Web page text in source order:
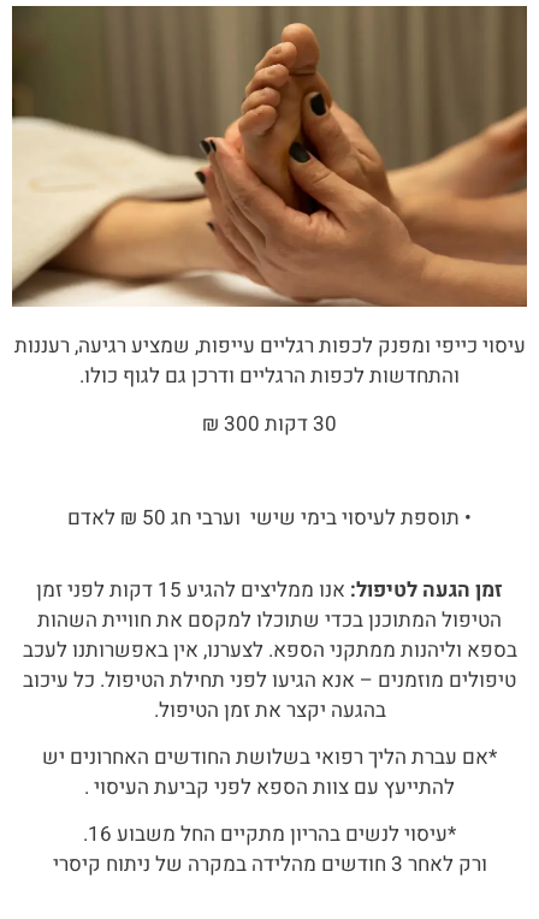
עיסוי כייפי ומפנק לכפות רגליים עייפות, שמציע רגיעה, רעננות
והתחדשות לכפות הרגליים ודרכן גם לגוף כולו.
30 דקות 300 ₪
• תוספת לעיסוי בימי שישי וערבי חג 50 ₪ לאדם
זמן הגעה לטיפול:
אנו ממליצים להגיע 15 דקות לפני זמן
הטיפול המתוכנן בכדי שתוכלו למקסם את חוויית השהות
בספא וליהנות ממתקני הספא. לצערנו, אין באפשרותנו לעכב
טיפולים מוזמנים – אנא הגיעו לפני תחילת הטיפול. כל עיכוב
בהגעה יקצר את זמן הטיפול.
*אם עברת הליך רפואי בשלושת החודשים האחרונים יש
להתייעץ עם צוות הספא לפני קביעת העיסוי .
*עיסוי לנשים בהריון מתקיים החל משבוע 16.
ורק לאחר 3 חודשים מהלידה במקרה של ניתוח קיסרי